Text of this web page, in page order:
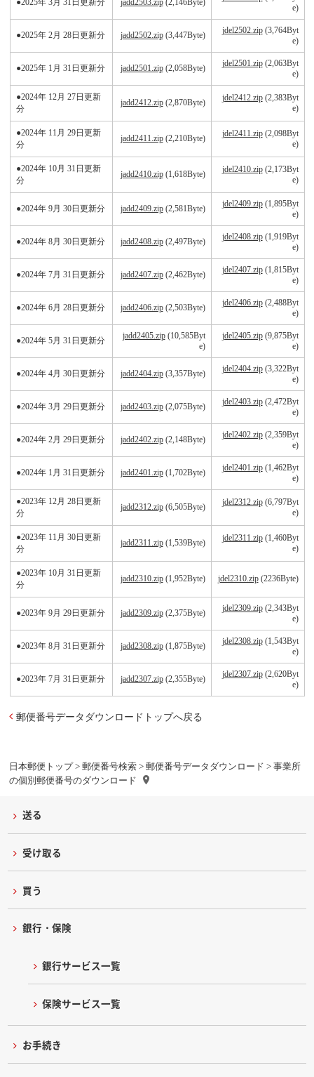
日本郵便トップ> 郵便番号検索> 郵便番号データダウンロード > 事業所
の個別郵便番号のダウンロード
e)
●2025年 2月 28日更新分 jadd2502.zip(3,447Byte) jdel2502.zip(3,764Byt
e)
●2025年 1月 31日更新分 jadd2501.zip(2,058Byte) jdel2501.zip(2,063Byt
e)
●2024年 12月 27日更新
分
jadd2412.zip(2,870Byte) jdel2412.zip(2,383Byt
e)
●2024年 11月 29日更新
分
jadd2411.zip(2,210Byte) jdel2411.zip(2,098Byt
e)
●2024年 10月 31日更新
分
jadd2410.zip(1,618Byte) jdel2410.zip(2,173Byt
e)
●2024年 9月 30日更新分 jadd2409.zip(2,581Byte) jdel2409.zip(1,895Byt
e)
●2024年 8月 30日更新分 jadd2408.zip(2,497Byte) jdel2408.zip(1,919Byt
e)
●2024年 7月 31日更新分 jadd2407.zip(2,462Byte) jdel2407.zip(1,815Byt
e)
●2024年 6月 28日更新分 jadd2406.zip(2,503Byte) jdel2406.zip(2,488Byt
e)
●2024年 5月 31日更新分 jadd2405.zip(10,585Byt
e)
jdel2405.zip(9,875Byt
e)
●2024年 4月 30日更新分 jadd2404.zip(3,357Byte) jdel2404.zip(3,322Byt
e)
●2024年 3月 29日更新分 jadd2403.zip(2,075Byte) jdel2403.zip(2,472Byt
e)
●2024年 2月 29日更新分 jadd2402.zip(2,148Byte) jdel2402.zip(2,359Byt
e)
●2024年 1月 31日更新分 jadd2401.zip(1,702Byte) jdel2401.zip(1,462Byt
e)
●2023年 12月 28日更新
分
jadd2312.zip(6,505Byte) jdel2312.zip(6,797Byt
e)
●2023年 11月 30日更新
分
jadd2311.zip(1,539Byte) jdel2311.zip(1,460Byt
e)
●2023年 10月 31日更新
分
jadd2310.zip(1,952Byte) jdel2310.zip(2236Byte)
●2023年 9月 29日更新分 jadd2309.zip(2,375Byte) jdel2309.zip(2,343Byt
e)
●2023年 8月 31日更新分 jadd2308.zip(1,875Byte) jdel2308.zip(1,543Byt
e)
●2023年 7月 31日更新分 jadd2307.zip(2,355Byte) jdel2307.zip(2,620Byt
e)
郵便番号データダウンロードトップへ戻る
送る
受け取る
買う
銀行・保険
銀行サービス一覧
保険サービス一覧
お手続き